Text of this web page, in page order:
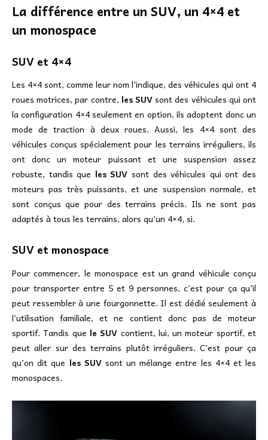
La différence entre un SUV, un 4×4 et
un monospace
SUV et 4×4
Les 4×4 sont, comme leur nom l’indique, des véhicules qui ont 4
roues motrices, par contre, les SUV sont des véhicules qui ont
la configuration 4×4 seulement en option, ils adoptent donc un
mode de traction à deux roues. Aussi, les 4×4 sont des
véhicules conçus spécialement pour les terrains irréguliers, ils
ont donc un moteur puissant et une suspension assez
robuste, tandis que les SUV sont des véhicules qui ont des
moteurs pas très puissants, et une suspension normale, et
sont conçus que pour des terrains précis. Ils ne sont pas
adaptés à tous les terrains, alors qu’un 4×4, si.
SUV et monospace
Pour commencer, le monospace est un grand véhicule conçu
pour transporter entre 5 et 9 personnes, c’est pour ça qu’il
peut ressembler à une fourgonnette. Il est dédié seulement à
l’utilisation familiale, et ne contient donc pas de moteur
sportif. Tandis que le SUV contient, lui, un moteur sportif, et
peut aller sur des terrains plutôt irréguliers. C’est pour ça
qu’on dit que les SUV sont un mélange entre les 4×4 et les
monospaces.